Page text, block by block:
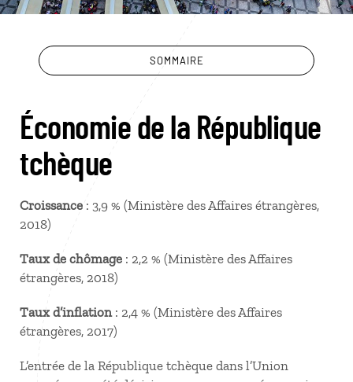
SOMMAIRE
Économie de la République
tchèque
Croissance : 3,9 % (Ministère des Affaires étrangères,
2018)
Taux de chômage : 2,2 % (Ministère des Affaires
étrangères, 2018)
Taux d’inflation : 2,4 % (Ministère des Affaires
étrangères, 2017)
L’entrée de la République tchèque dans l’Union